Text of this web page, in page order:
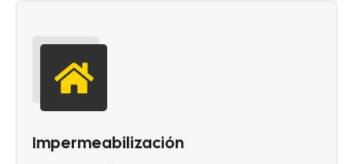
Impermeabilización